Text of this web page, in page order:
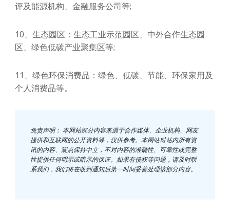
评及能源机构、金融服务公司等;
10、生态园区：生态工业示范园区、中外合作生态园
区、绿色低碳产业聚集区等;
11、绿色环保消费品：绿色、低碳、节能、环保家用及
个人消费品等。
免责声明： 本网站部分内容来源于合作媒体、企业机构、网友
提供和互联网的公开资料等，仅供参考。本网站对站内所有资
讯的内容、观点保持中立，不对内容的准确性、可靠性或完整
性提供任何明示或暗示的保证。如果有侵权等问题，请及时联
系我们，我们将在收到通知后第一时间妥善处理该部分内容。